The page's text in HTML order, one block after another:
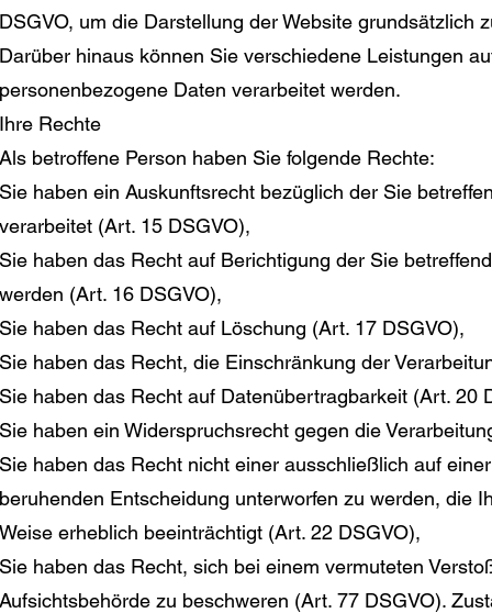
DSGVO, um die Darstellung der Website grundsätzlich
Darüber hinaus können Sie verschiedene Leistungen
personenbezogene Daten verarbeitet werden.
Ihre Rechte
Als betroffene Person haben Sie folgende Rechte:
Sie haben ein Auskunftsrecht bezüglich der Sie
verarbeitet (Art. 15 DSGVO),
Sie haben das Recht auf Berichtigung der Sie
werden (Art. 16 DSGVO),
Sie haben das Recht auf Löschung (Art. 17 DSGVO),
Sie haben das Recht, die Einschränkung der
Sie haben das Recht auf Datenübertragbarkeit (Art. 20
Sie haben ein Widerspruchsrecht gegen die
Sie haben das Recht nicht einer ausschließlich auf
beruhenden Entscheidung unterworfen zu werden, die
Weise erheblich beeinträchtigt (Art. 22 DSGVO),
Sie haben das Recht, sich bei einem vermuteten
Aufsichtsbehörde zu beschweren (Art. 77 DSGVO).